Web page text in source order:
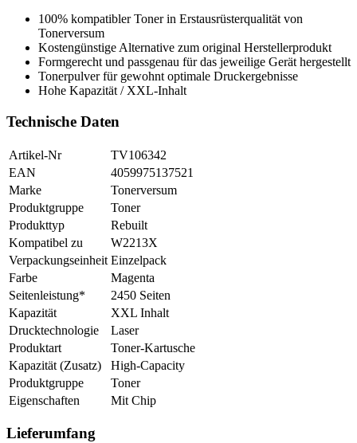
100% kompatibler Toner in Erstausrüsterqualität von
Tonerversum
Kostengünstige Alternative zum original Herstellerprodukt
Formgerecht und passgenau für das jeweilige Gerät hergestellt
Tonerpulver für gewohnt optimale Druckergebnisse
Hohe Kapazität / XXL-Inhalt
Technische Daten
Artikel-Nr
TV106342
EAN
4059975137521
Marke
Tonerversum
Produktgruppe
Toner
Produkttyp
Rebuilt
Kompatibel zu
W2213X
Verpackungseinheit Einzelpack
Farbe
Magenta
Seitenleistung*
2450 Seiten
Kapazität
XXL Inhalt
Drucktechnologie
Laser
Produktart
Toner-Kartusche
Kapazität (Zusatz)
High-Capacity
Produktgruppe
Toner
Eigenschaften
Mit Chip
Lieferumfang